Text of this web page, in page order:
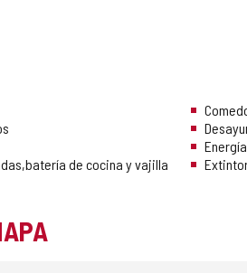
de cocina y vajilla